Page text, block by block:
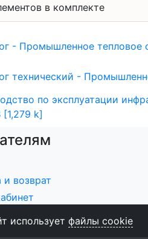
в комплекте
- Промышленное тепловое
технический -
по эксплуатации
[1,279 k]
и возврат
использует файлы cookie